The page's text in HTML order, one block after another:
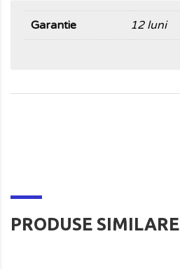
Garantie 12 luni
PRODUSE SIMILARE